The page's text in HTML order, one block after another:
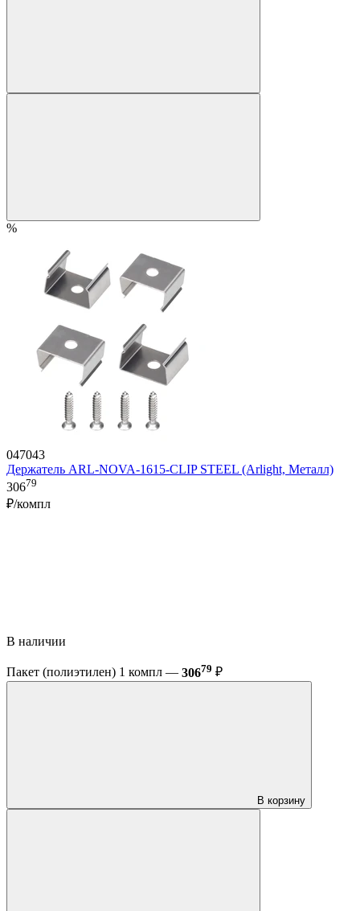
%
047043
Держатель ARL-NOVA-1615-CLIP STEEL (Arlight, Металл)
30679
₽/компл
В наличии
Пакет (полиэтилен) 1 компл — 30679 ₽
В корзину